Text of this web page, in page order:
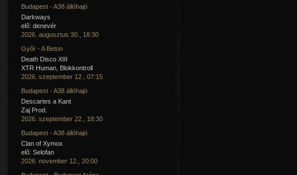
Budapest - A38 állóhajó
Darkways
elő: denevér
2026. augusztus 30., 18:30
Győr - A Beton
Death Disco XIII
XTR Human, Blokkontroll
2026. szeptember 12., 07:15
Budapest - A38 állóhajó
Descartes a Kant
Zaj Prod.
2026. szeptember 22., 18:30
Budapest - A38 állóhajó
Clan of Xymox
elő: Selofan
2026. november 12., 20:00